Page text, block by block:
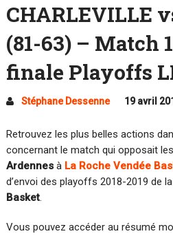
CHARLEVILLE
(81-63) – Match
finale Playoffs
Stéphane Dessenne 19 avril
Retrouvez les plus belles actions
concernant le match qui opposait les
Ardennesà La Roche Vendée
d’envoi des playoffs 2018-2019 de la
Basket.
Vous pouvez accéder au résumé